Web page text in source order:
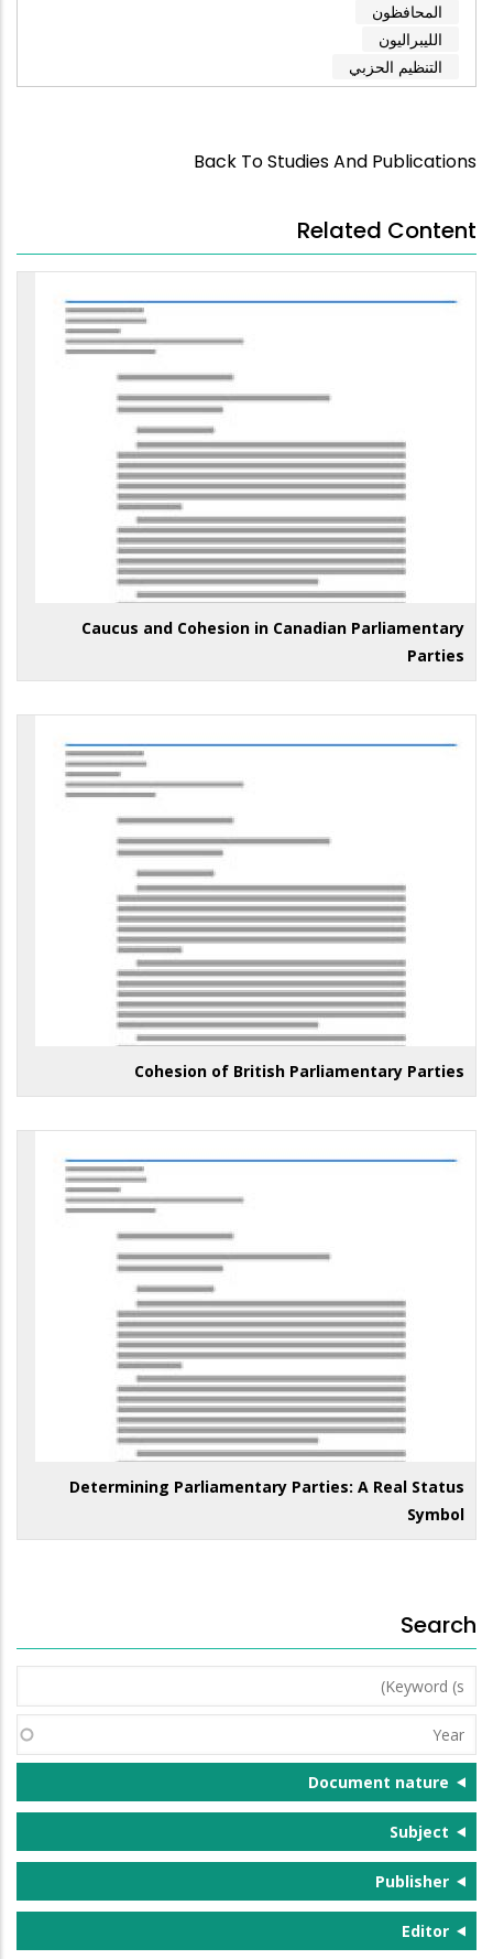
المحافظون
الليبراليون
التنظيم الحزبي
Back To Studies And Publications
Related Content
Caucus and Cohesion in Canadian Parliamentary
Parties
Cohesion of British Parliamentary Parties
Determining Parliamentary Parties: A Real Status
Symbol
Search
Keyword
(s)
Year
Document nature
Subject
Publisher
Editor